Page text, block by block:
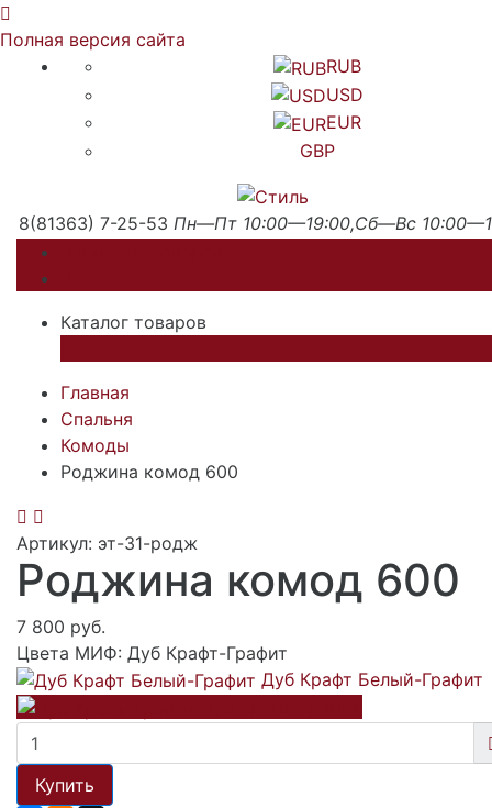
Полная версия сайта
RUB
USD
EUR
GBP
8(81363) 7-25-53 Пн—Пт 10:00—19:00,Сб—Вс
Каталог товаров
Главная
Спальня
Комоды
Роджина комод 600
Артикул: эт-31-родж
Роджина комод 600
7 800 руб.
Цвета МИФ: Дуб Крафт-Графит
Дуб Крафт Белый-Графит
Купить